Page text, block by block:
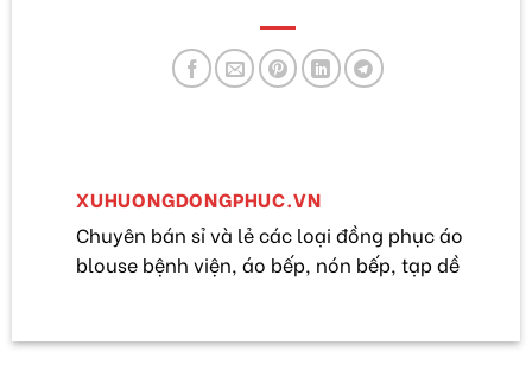
XUHUONGDONGPHUC.VN
Chuyên bán sỉ và lẻ các loại đồng phục áo
blouse bệnh viện, áo bếp, nón bếp, tạp dề